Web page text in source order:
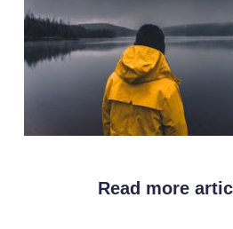
Read more